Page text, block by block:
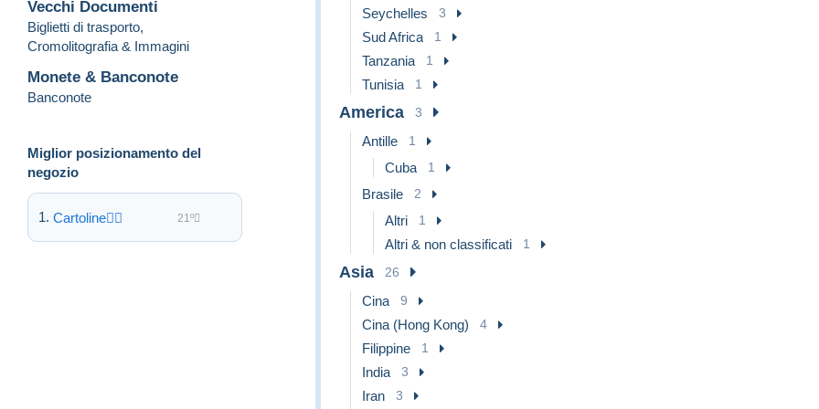
I can not be hold responsable for expeditions that get stolen or lost by the Belgian Post or other Post offices, i do strongly
Vecchi Documenti
Biglietti di trasporto,
Cromolitografia & Immagini
Monete & Banconote
Banconote
Miglior posizionamento del
negozio
Cartoline 21º
Seychelles 3
Sud Africa 1
Tanzania 1
Tunisia 1
America 3
Antille 1
Cuba 1
Brasile 2
Altri 1
Altri & non classificati 1
Asia 26
Cina 9
Cina (Hong Kong) 4
Filippine 1
India 3
Iran 3